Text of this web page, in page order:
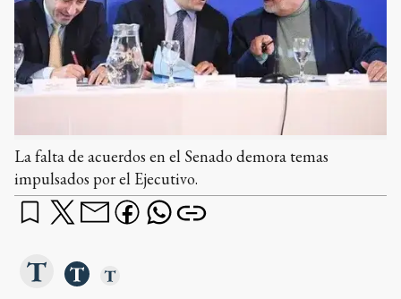
La falta de acuerdos en el Senado demora temas
impulsados por el Ejecutivo.